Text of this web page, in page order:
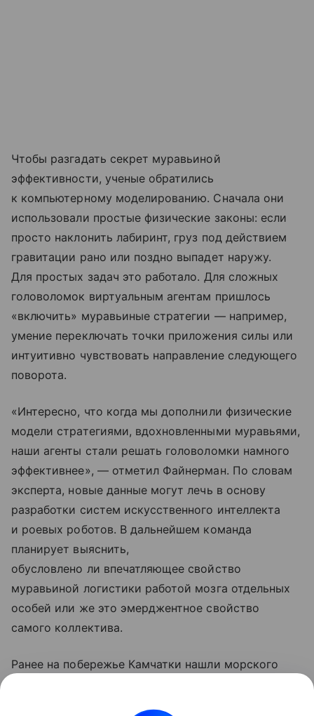
Чтобы разгадать секрет муравьиной
эффективности, ученые обратились
к компьютерному моделированию. Сначала они
использовали простые физические законы: если
просто наклонить лабиринт, груз под действием
гравитации рано или поздно выпадет наружу.
Для простых задач это работало. Для сложных
головоломок виртуальным агентам пришлось
«включить» муравьиные стратегии — например,
умение переключать точки приложения силы или
интуитивно чувствовать направление следующего
поворота.
«Интересно, что когда мы дополнили физические
модели стратегиями, вдохновленными муравьями,
наши агенты стали решать головоломки намного
эффективнее», — отметил Файнерман. По словам
эксперта, новые данные могут лечь в основу
разработки систем искусственного интеллекта
и роевых роботов. В дальнейшем команда
планирует выяснить,
обусловлено ли впечатляющее свойство
муравьиной логистики работой мозга отдельных
особей или же это эмерджентное свойство
самого коллектива.
Ранее на побережье Камчатки нашли морского